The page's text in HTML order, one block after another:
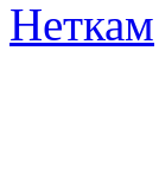
Неткам